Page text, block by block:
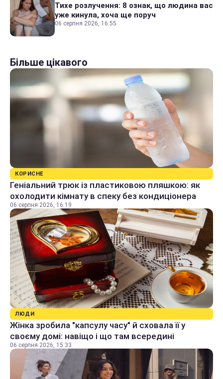
Тихе розлучення: 8 ознак, що людина вас
уже кинула, хоча ще поруч
06 серпня 2026, 16:55
Більше цікавого
КОРИСНЕ
Геніальний трюк із пластиковою пляшкою: як
охолодити кімнату в спеку без кондиціонера
06 серпня 2026, 16:19
ЛЮДИ
Жінка зробила "капсулу часу" й сховала її у
своєму домі: навіщо і що там всередині
06 серпня 2026, 15:33